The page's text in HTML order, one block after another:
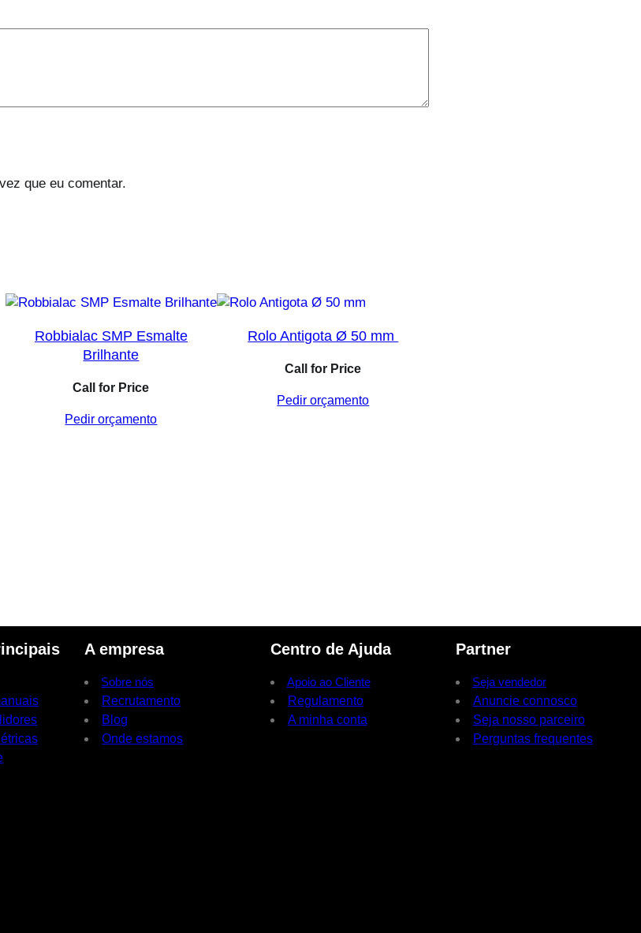
que eu comentar.
Robbialac SMP Esmalte
Brilhante
Call for Price
Pedir orçamento
Rolo Antigota Ø 50 mm
Call for Price
Pedir orçamento
A empresa
Sobre nós
Recrutamento
Blog
Onde estamos
Centro de Ajuda
Apoio ao Cliente
Regulamento
A minha conta
Partner
Seja vendedor
Anuncie connosco
Seja nosso parceiro
Perguntas frequentes